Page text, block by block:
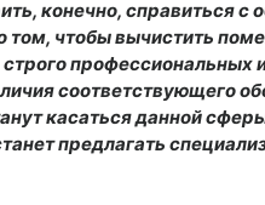
конечно, справиться с
том, чтобы вычистить
профессиональных
соответствующего
касаться данной
предлагать